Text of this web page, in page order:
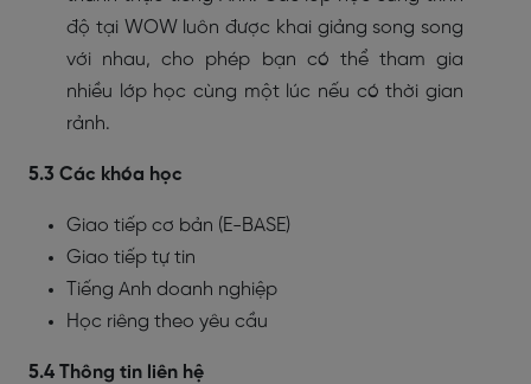
độ tại WOW luôn được khai giảng song song
với nhau, cho phép bạn có thể tham gia
nhiều lớp học cùng một lúc nếu có thời gian
rảnh.
5.3 Các khóa học
Giao tiếp cơ bản (E-BASE)
Giao tiếp tự tin
Tiếng Anh doanh nghiệp
Học riêng theo yêu cầu
5.4 Thông tin liên hệ